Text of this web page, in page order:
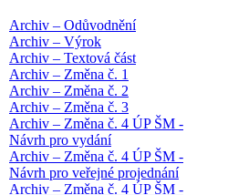
Archiv – Odůvodnění
Archiv – Výrok
Archiv – Textová část
Archiv – Změna č. 1
Archiv – Změna č. 2
Archiv – Změna č. 3
Archiv – Změna č. 4 ÚP ŠM -
Návrh pro vydání
Archiv – Změna č. 4 ÚP ŠM -
Návrh pro veřejné projednání
Archiv – Změna č. 4 ÚP ŠM -